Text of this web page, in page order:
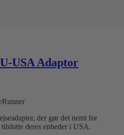
USA Adaptor
kr..
der gør det nemt for
deres enheder i USA.